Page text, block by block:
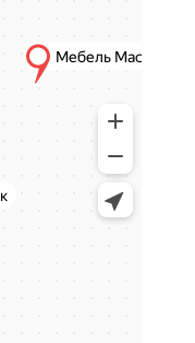
в г.
это сложный